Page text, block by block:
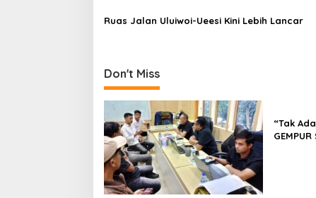
Ruas Jalan Uluiwoi-Ueesi Kini Lebih Lancar
Don't Miss
“Tak